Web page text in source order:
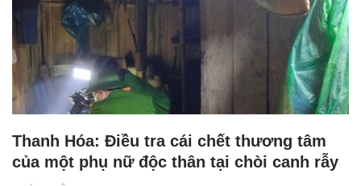
Thanh Hóa: Điều tra cái chết thương tâm
của một phụ nữ độc thân tại chòi canh rẫy